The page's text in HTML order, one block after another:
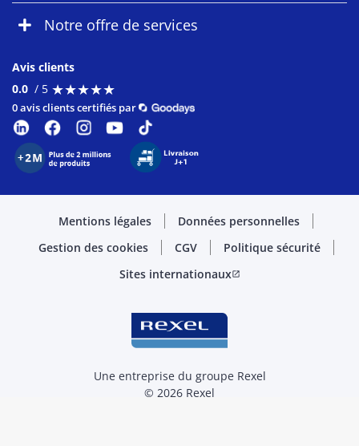
Notre offre de services
Avis clients
0.0 / 5 ★★★★★
★★★★★
0 avis clients certifiés par
Mentions légales
Données personnelles
Gestion des cookies
CGV
Politique sécurité
Sites internationauxopen_in_new
Une entreprise du groupe Rexel
© 2026 Rexel